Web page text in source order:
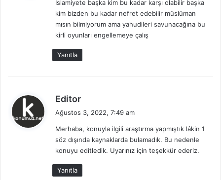
i
k
i
:
İslamiyete başka kim bu kadar karşı olabilir başka
kim bizden bu kadar nefret edebilir müslüman
mısın bilmiyorum ama yahudileri savunacağına bu
kirli oyunları engellemeye çalış
Yanıtla
Editor
i
k
i
:
Ağustos 3, 2022, 7:49 am
Merhaba, konuyla ilgili araştırma yapmıştık lâkin 1
söz dışında kaynaklarda bulamadık. Bu nedenle
konuyu editledik. Uyarınız için teşekkür ederiz.
Yanıtla